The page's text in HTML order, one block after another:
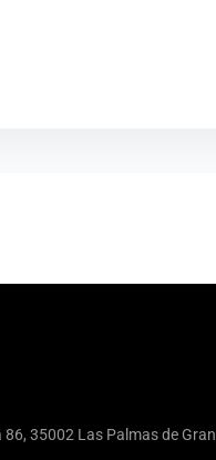
86, 35002 Las Palmas de Gran